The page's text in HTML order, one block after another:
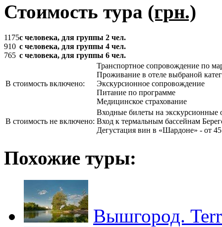
Стоимость тура (грн.)
1175с человека, для группы 2 чел.
910 с человека, для группы 4 чел.
765 с человека, для группы 6 чел.
В стоимость включено:
Транспортное сопровождение по
Проживание в отеле выбраной
Экскурсионное сопровождение
Питание по программе
Медицинское страхование
В стоимость не включено:
Входные билеты на экскурсионные
Вход к термальным бассейнам
Дегустация вин в «Шардоне» - от
Похожие туры:
Вышгород.